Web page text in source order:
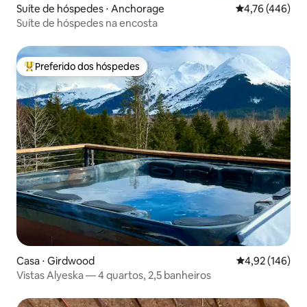
Suíte de hóspedes ⋅ Anchorage 4,76 de uma
4,76 (446)
Suíte de hóspedes na encosta
Entre os melhores preferidos dos hóspedes
Preferido dos hóspedes
Casa ⋅ Girdwood 4,92 de uma
4,92 (146)
Vistas Alyeska — 4 quartos, 2,5 banheiros